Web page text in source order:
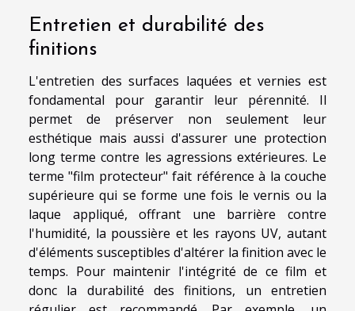
Entretien et durabilité des
finitions
L'entretien des surfaces laquées et vernies est
fondamental pour garantir leur pérennité. Il
permet de préserver non seulement leur
esthétique mais aussi d'assurer une protection
long terme contre les agressions extérieures. Le
terme "film protecteur" fait référence à la couche
supérieure qui se forme une fois le vernis ou la
laque appliqué, offrant une barrière contre
l'humidité, la poussière et les rayons UV, autant
d'éléments susceptibles d'altérer la finition avec le
temps. Pour maintenir l'intégrité de ce film et
donc la durabilité des finitions, un entretien